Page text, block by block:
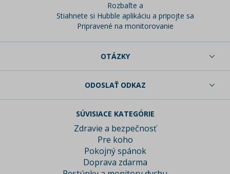
Rozbaľte a
Stiahnete si Hubble aplikáciu a pripojte sa
Pripravené na monitorovanie
OTÁZKY
ODOSLAŤ ODKAZ
SÚVISIACE KATEGÓRIE
Zdravie a bezpečnosť
Pre koho
Pokojný spánok
Doprava zdarma